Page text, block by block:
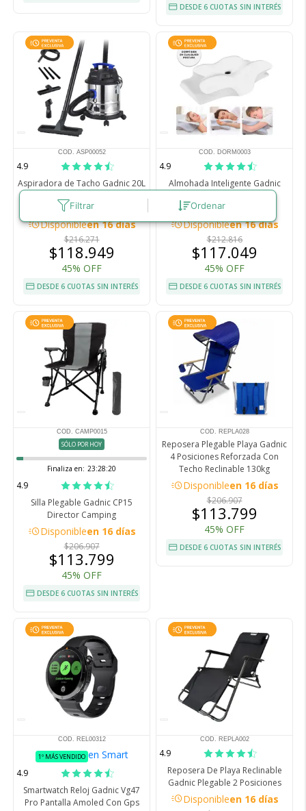
Filtrar Ordenar
DESDE 6 CUOTAS SIN INTERÉS
COD. ASP00052
4.9
Aspiradora de Tacho Gadnic 20L
Soplado Presión 16 kPa
acuteDisponibleen 16 días
$216.271
$118.949
45% OFF
DESDE 6 CUOTAS SIN INTERÉS
COD. DORM0003
4.9
Almohada Inteligente Gadnic
Ergonómica Cervical
acuteDisponibleen 16 días
$212.816
$117.049
45% OFF
DESDE 6 CUOTAS SIN INTERÉS
COD. CAMP0015
SÓLO POR HOY
Finaliza en: 23:28:19
4.9
Silla Plegable Gadnic CP15
Director Camping
acuteDisponibleen 16 días
$206.907
$113.799
45% OFF
DESDE 6 CUOTAS SIN INTERÉS
COD. REPLA028
Reposera Plegable Playa Gadnic
4 Posiciones Reforzada Con
Techo Reclinable 130kg
acuteDisponibleen 16 días
$206.907
$113.799
45% OFF
DESDE 6 CUOTAS SIN INTERÉS
COD. REL00312
1º MÁS VENDIDO en Smart
4.9
Smartwatch Reloj Gadnic Vg47
Pro Pantalla Amoled Con Gps
COD. REPLA002
4.9
Reposera De Playa Reclinable
Gadnic Plegable 2 Posiciones
acuteDisponibleen 16 días